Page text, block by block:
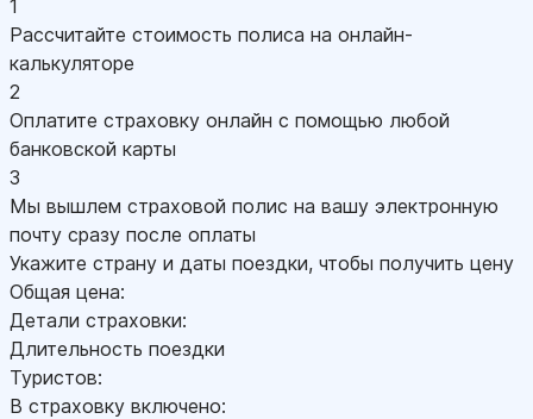
1
Рассчитайте стоимость полиса на онлайн-
калькуляторе
2
Оплатите страховку онлайн с помощью любой
банковской карты
3
Мы вышлем страховой полис на вашу электронную
почту сразу после оплаты
Укажите страну и даты поездки, чтобы получить цену
Общая цена:
Детали страховки:
Длительность поездки
Туристов:
В страховку включено: